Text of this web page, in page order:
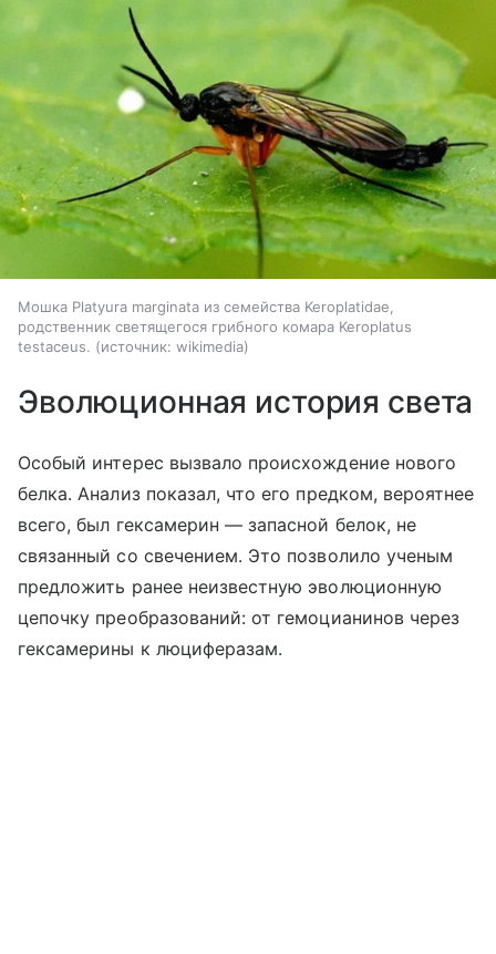
Мошка Platyura marginata из семейства Keroplatidae,
родственник светящегося грибного комара Keroplatus
testaceus.
источник: wikimedia
Эволюционная история света
Особый интерес вызвало происхождение нового
белка. Анализ показал, что его предком, вероятнее
всего, был гексамерин — запасной белок, не
связанный со свечением. Это позволило ученым
предложить ранее неизвестную эволюционную
цепочку преобразований: от гемоцианинов через
гексамерины к люциферазам.